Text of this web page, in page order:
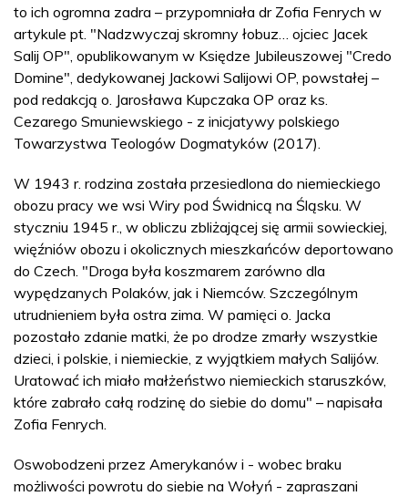
to ich ogromna zadra – przypomniała dr Zofia Fenrych w
artykule pt. "Nadzwyczaj skromny łobuz… ojciec Jacek
Salij OP", opublikowanym w Księdze Jubileuszowej "Credo
Domine", dedykowanej Jackowi Salijowi OP, powstałej –
pod redakcją o. Jarosława Kupczaka OP oraz ks.
Cezarego Smuniewskiego - z inicjatywy polskiego
Towarzystwa Teologów Dogmatyków (2017).
W 1943 r. rodzina została przesiedlona do niemieckiego
obozu pracy we wsi Wiry pod Świdnicą na Śląsku. W
styczniu 1945 r., w obliczu zbliżającej się armii sowieckiej,
więźniów obozu i okolicznych mieszkańców deportowano
do Czech. "Droga była koszmarem zarówno dla
wypędzanych Polaków, jak i Niemców. Szczególnym
utrudnieniem była ostra zima. W pamięci o. Jacka
pozostało zdanie matki, że po drodze zmarły wszystkie
dzieci, i polskie, i niemieckie, z wyjątkiem małych Salijów.
Uratować ich miało małżeństwo niemieckich staruszków,
które zabrało całą rodzinę do siebie do domu" – napisała
Zofia Fenrych.
Oswobodzeni przez Amerykanów i - wobec braku
możliwości powrotu do siebie na Wołyń - zapraszani